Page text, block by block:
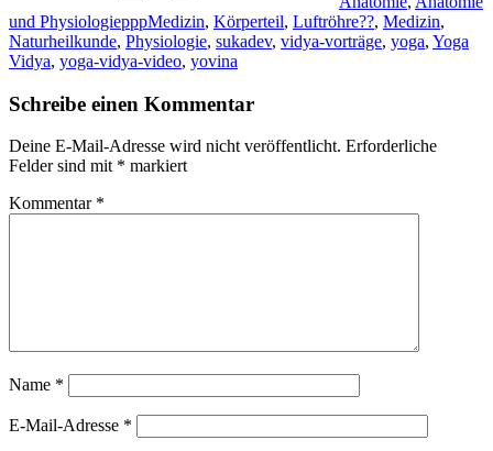
und PhysiologiepppMedizin, Körperteil, Luftröhre??, Medizin,
Naturheilkunde, Physiologie, sukadev, vidya-vorträge, yoga, Yoga
Vidya, yoga-vidya-video, yovina
Schreibe einen Kommentar
Deine E-Mail-Adresse wird nicht veröffentlicht. Erforderliche
Felder sind mit * markiert
Kommentar *
Name *
E-Mail-Adresse *